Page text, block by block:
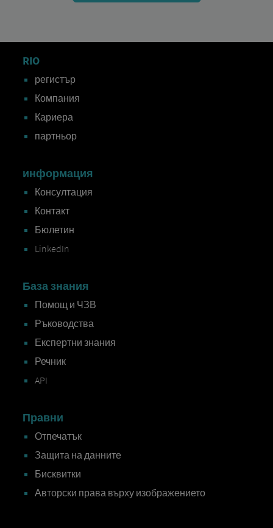
RIO
регистър
Компания
Кариера
партньор
информация
Консултация
Контакт
Бюлетин
LinkedIn
База знания
Помощ и ЧЗВ
Ръководства
Експертни знания
Речник
API
Правни
Отпечатък
Защита на данните
Бисквитки
Авторски права върху изображението